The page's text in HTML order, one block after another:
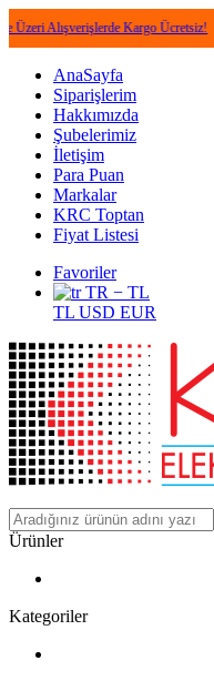
Kargo Ücretsiz! •
AnaSayfa
Siparişlerim
Hakkımızda
Şubelerimiz
İletişim
Para Puan
Markalar
KRC Toptan
Fiyat Listesi
Favoriler
TR − TL
TL USD EUR
Ürünler
Kategoriler